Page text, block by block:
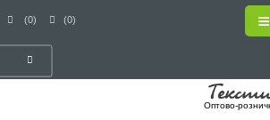
(0) (0)
Оптово-